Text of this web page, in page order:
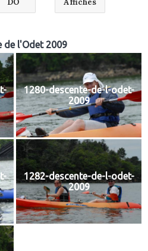
DO
Affiches
de l'Odet 2009
1280-descente-de-l-odet-
2009
1282-descente-de-l-odet-
2009